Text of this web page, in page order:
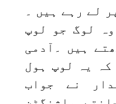
لے رہے ہیں ۔
لوگ جو لوپ
ہیں ۔آدمی
کہ یہ لوپ ہول
نے جواب